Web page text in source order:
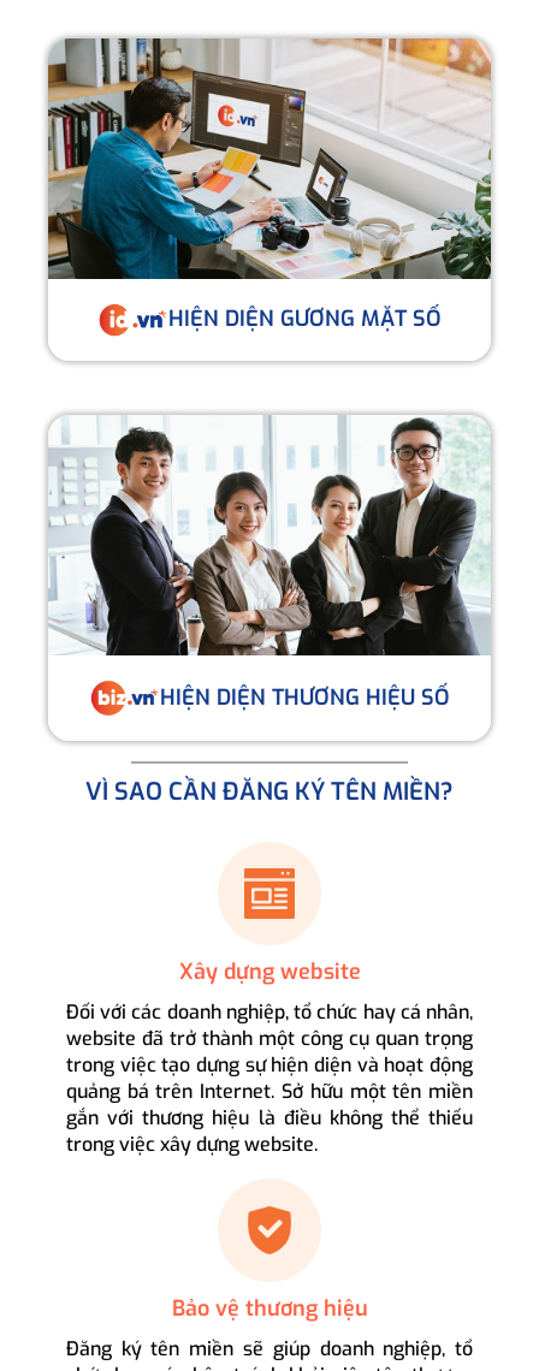
HIỆN DIỆN GƯƠNG MẶT SỐ
HIỆN DIỆN THƯƠNG HIỆU SỐ
VÌ SAO CẦN ĐĂNG KÝ TÊN MIỀN?
Xây dựng website
Đối với các doanh nghiệp, tổ chức hay cá nhân,
website đã trở thành một công cụ quan trọng
trong việc tạo dựng sự hiện diện và hoạt động
quảng bá trên Internet. Sở hữu một tên miền
gắn với thương hiệu là điều không thể thiếu
trong việc xây dựng website.
Bảo vệ thương hiệu
Đăng ký tên miền sẽ giúp doanh nghiệp, tổ